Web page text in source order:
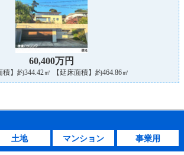
60,400万円
積】約344.42㎡ 【延床面積】約464.86㎡
土地 マンション 事業用